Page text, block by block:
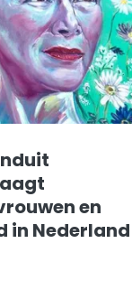
en
in Nederland